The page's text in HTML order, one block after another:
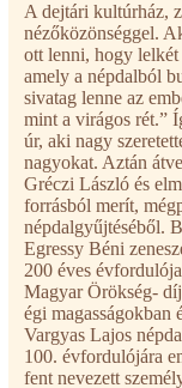
A dejtári kultúrház,
nézőközönséggel.
ott lenni, hogy lelkét
amely a népdalból
sivatag lenne az
mint a virágos rét.”
úr, aki nagy
nagyokat. Aztán
Gréczi László és
forrásból merít,
népdalgyűjtéséből.
Egressy Béni
200 éves
Magyar Örökség-
égi magasságokban
Vargyas Lajos
100. évfordulójára
fent nevezett